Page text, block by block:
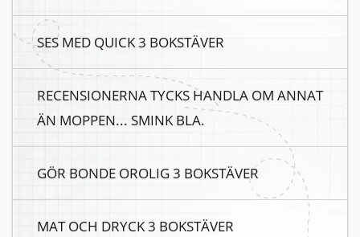
SES MED QUICK 3 BOKSTÄVER
RECENSIONERNA TYCKS HANDLA OM ANNAT
ÄN MOPPEN... SMINK BLA.
GÖR BONDE OROLIG 3 BOKSTÄVER
MAT OCH DRYCK 3 BOKSTÄVER